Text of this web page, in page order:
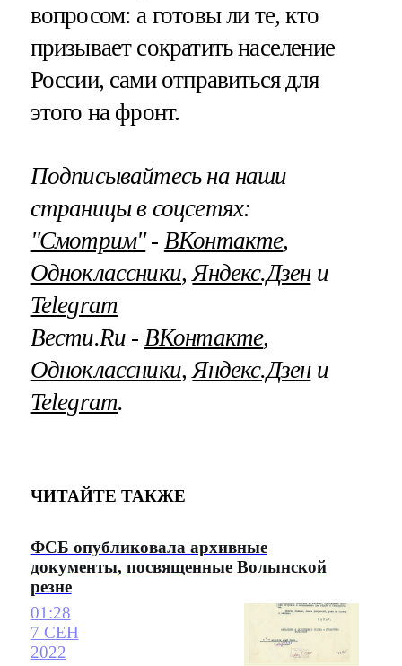
вопросом: а готовы ли те, кто
призывает сократить население
России, сами отправиться для
этого на фронт.
Подписывайтесь на наши
страницы в соцсетях:
"Смотрим"‐ ВКонтакте,
Одноклассники, Яндекс.Дзени
Telegram
Вести.Ru ‐ ВКонтакте,
Одноклассники, Яндекс.Дзени
Telegram.
ЧИТАЙТЕ ТАКЖЕ
ФСБ опубликовала архивные
документы, посвященные Волынской
резне
01:28
7 СЕН
2022